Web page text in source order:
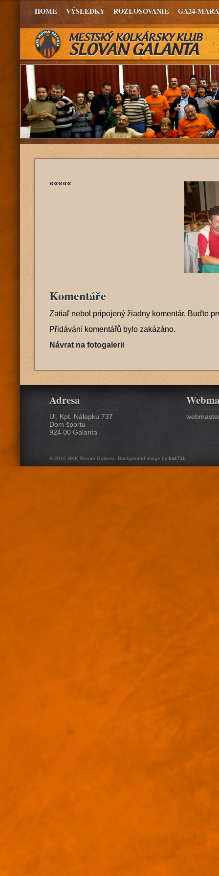
HOME VÝSLEDKY ROZLOSOVANIE GA24-
«««««
Komentáře
Zatiaľ nebol pripojený žiadny komentár. Buďte
Přidávání komentářů bylo zakázáno.
Návrat na fotogalerii
Adresa
Ul. Kpt. Nálepku 737
Dom športu
924 00 Galanta
© 2016 MKK Slovan Galanta. Background image by bs4711